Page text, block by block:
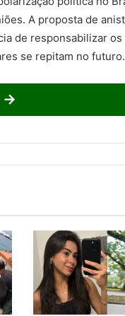
A proposta de
de responsabilizar
se repitam no futuro.
→